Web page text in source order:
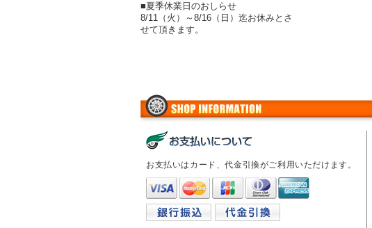
■夏季休業日のおしらせ
8/11（火）～8/16（日）迄お休みとさ
せて頂きます。
お支払いはカード、代金引換がご利用いただけます。